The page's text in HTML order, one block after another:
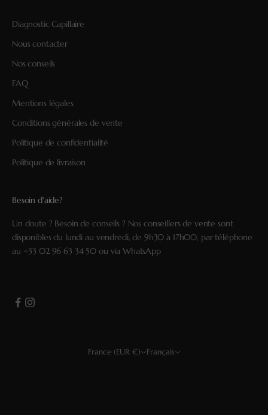
Diagnostic Capillaire
Nous contacter
Nos conseils
FAQ
Mentions légales
Conditions générales de vente
Politique de confidentialité
Politique de livraison
Besoin d'aide?
Un doute ? Besoin de conseils ? Nos conseillers de vente sont
disponibles du lundi au vendredi, de 9h30 à 17h00, par téléphone
au +33 02 96 63 34 50 ou via WhatsApp
France (EUR €) Français